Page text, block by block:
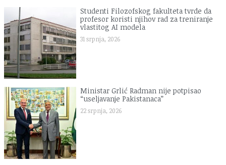
Studenti Filozofskog fakulteta tvrde da
profesor koristi njihov rad za treniranje
vlastitog AI modela
31 srpnja, 2026
Ministar Grlić Radman nije potpisao
“useljavanje Pakistanaca”
22 srpnja, 2026